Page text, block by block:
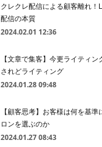
クレクレ配信による顧客離れ！
配信の本質
2024.02.01 12:36
【文章で集客】今更ライティン
されどライティング
2024.01.28 09:48
【顧客思考】お客様は何を基準
ロンを選ぶのか
2024.01.27 08:43